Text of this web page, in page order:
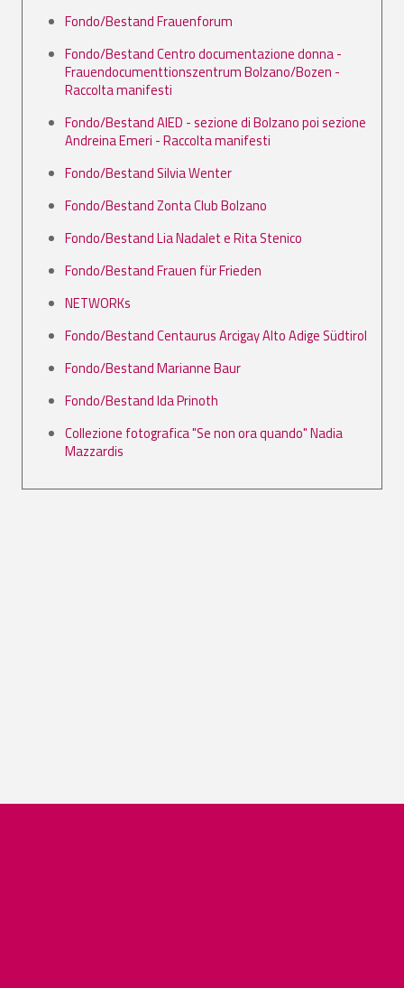
Fondo/Bestand Frauenforum
Fondo/Bestand Centro documentazione donna -
Frauendocumenttionszentrum Bolzano/Bozen -
Raccolta manifesti
Fondo/Bestand AIED - sezione di Bolzano poi sezione
Andreina Emeri - Raccolta manifesti
Fondo/Bestand Silvia Wenter
Fondo/Bestand Zonta Club Bolzano
Fondo/Bestand Lia Nadalet e Rita Stenico
Fondo/Bestand Frauen für Frieden
NETWORKs
Fondo/Bestand Centaurus Arcigay Alto Adige Südtirol
Fondo/Bestand Marianne Baur
Fondo/Bestand Ida Prinoth
Collezione fotografica "Se non ora quando" Nadia
Mazzardis